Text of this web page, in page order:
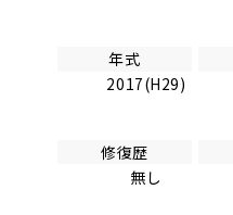
年式
2017(H29)
修復歴
無し